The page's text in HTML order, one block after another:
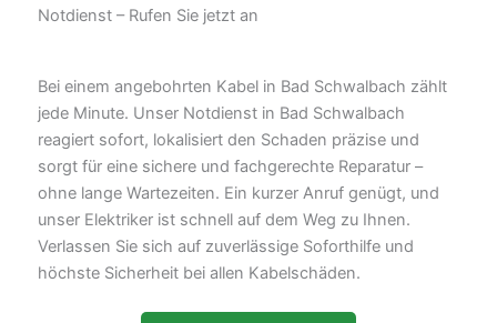
Notdienst – Rufen Sie jetzt an
Bei einem angebohrten Kabel in Bad Schwalbach zählt
jede Minute. Unser Notdienst in Bad Schwalbach
reagiert sofort, lokalisiert den Schaden präzise und
sorgt für eine sichere und fachgerechte Reparatur –
ohne lange Wartezeiten. Ein kurzer Anruf genügt, und
unser Elektriker ist schnell auf dem Weg zu Ihnen.
Verlassen Sie sich auf zuverlässige Soforthilfe und
höchste Sicherheit bei allen Kabelschäden.